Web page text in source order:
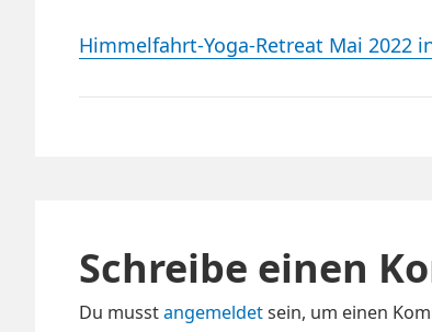
Himmelfahrt-Yoga-Retreat Mai 2022
Schreibe einen
Du musstangemeldetsein, um einen